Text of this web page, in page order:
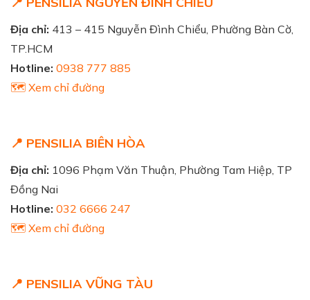
Địa chỉ: 413 – 415 Nguyễn Đình Chiểu, Phường Bàn Cờ,
TP.HCM
Hotline: 0938 777 885
🗺️ Xem chỉ đường
📍 PENSILIA BIÊN HÒA
Địa chỉ: 1096 Phạm Văn Thuận, Phường Tam Hiệp, TP
Đồng Nai
Hotline: 032 6666 247
🗺️ Xem chỉ đường
📍 PENSILIA VŨNG TÀU